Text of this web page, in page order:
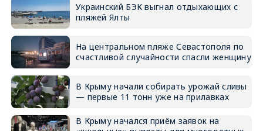
Украинский БЭК выгнал отдыхающих с
пляжей Ялты
На центральном пляже Севастополя по
счастливой случайности спасли женщину
В Крыму начали собирать урожай сливы
— первые 11 тонн уже на прилавках
В Крыму начался приём заявок на